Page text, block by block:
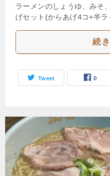
ラーメンのしょうゆ、みそ
げセット(からあげ4コ+半
続
Tweet 0